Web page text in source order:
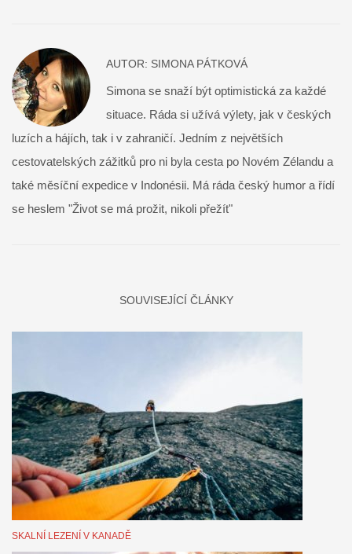
AUTOR: SIMONA PÁTKOVÁ
Simona se snaží být optimistická za každé
situace. Ráda si užívá výlety, jak v českých
luzích a hájích, tak i v zahraničí. Jedním z největších
cestovatelských zážitků pro ni byla cesta po Novém Zélandu a
také měsíční expedice v Indonésii. Má ráda český humor a řídí
se heslem "Život se má prožit, nikoli přežít"
SOUVISEJÍCÍ ČLÁNKY
SKALNÍ LEZENÍ V KANADĚ